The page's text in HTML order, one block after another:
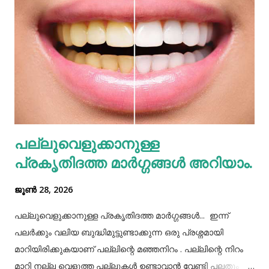
കാത്തുസൂക്ഷിക്കുന്നത് വളരെ നല്ലതാണ്. അതുപോലെ
അമിതമായി ഭക്ഷണം കഴിക്കുന്നത് പ്രത്യേകം
ശ്രദ്ധിക്കേണ്ടതുണ്ട്. കുറെ ആളുകൾക്ക് ഒരുമിച്ച് കഴിക്കാൻ
കൊണ്ടുവന്ന ഭക്ഷണം നമ്മൾ നമ്മുടെ പാത്രത്തിലേക്ക് ധൃതി
കൂട്ടി എടുത്തിട്ട് കഴിച്ചു തീർക്കുന്നതും ഒരിക്കലും ശരിയായ
രീതിയല്ല. ഇത് മറ്റുള്ളവർക്ക് നമ്മളെക്കുറിച്ച് വളരെ
തെറ്റിദ്ധാരണ ഉണ്ടാക്കാൻ കാരണമായിത്തീരും. അതുപോലെ
വെള്ളം പോലെയുള്ള സാധനങ്ങൾ ഒരു പാത്രത്തിൽ
കൊണ്ടുവച്ചാൽ അത് അപ്പാടെ കുടിക്കാതെ മറ്റുള്ളവർക്ക്
കൂട...
പല്ലുവെളുക്കാനുള്ള
പ്രകൃതിദത്ത മാര്‍ഗ്ഗങ്ങള്‍ അറിയാം.
ജൂൺ 28, 2026
പല്ലുവെളുക്കാനുള്ള പ്രകൃതിദത്ത മാര്‍ഗ്ഗങ്ങള്‍... ഇന്ന്
പലർക്കും വലിയ ബുദ്ധിമുട്ടുണ്ടാക്കുന്ന ഒരു പ്രശ്നമായി
മാറിയിരിക്കുകയാണ് പല്ലിന്റെ മഞ്ഞനിറം . പല്ലിന്റെ നിറം
മാറി നല്ല വെളുത്ത പല്ലുകൾ ഉണ്ടാവാൻ വേണ്ടി പലതും